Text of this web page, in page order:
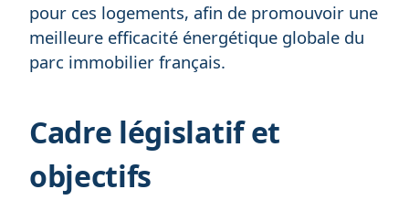
pour ces logements, afin de promouvoir une
meilleure efficacité énergétique globale du
parc immobilier français.
Cadre législatif et
objectifs